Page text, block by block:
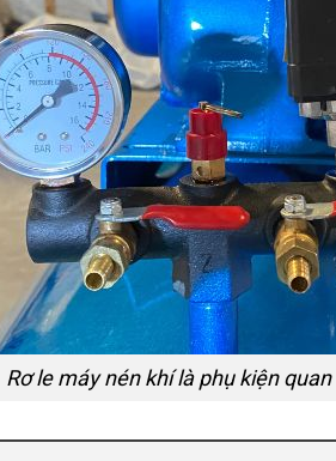
Rơ le máy nén khí là phụ kiện